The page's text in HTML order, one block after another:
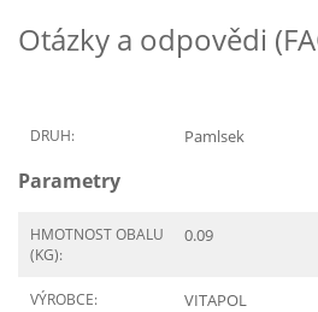
Otázky a odpovědi
DRUH: Pamlsek
Parametry
HMOTNOST OBALU
(KG):
0.09
VÝROBCE: VITAPOL